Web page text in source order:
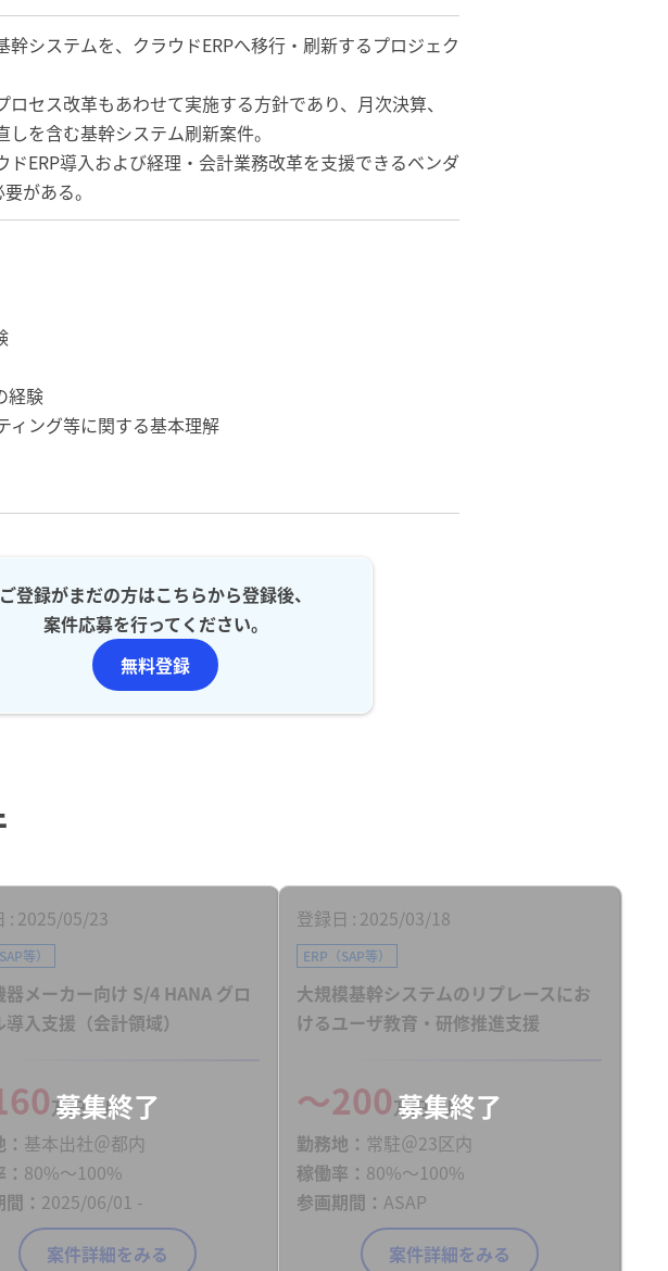
システムを、クラウドERPへ移行・刷新するプロジェク
セス改革もあわせて実施する方針であり、月次決算、
を含む基幹システム刷新案件。
ERP導入および経理・会計業務改革を支援できるベンダ
がある。
経験
ィング等に関する基本理解
ご登録がまだの方はこちらから登録後、
案件応募を行ってください。
無料登録
2025/05/23
等）
器メーカー向け S/4 HANA グロ
導入支援（会計領域）
万円／月
基本出社＠都内
80%〜100%
間
2025/06/01 -
案件詳細をみる
登録日 2025/03/18
ERP（SAP等）
大規模基幹システムのリプレースにお
けるユーザ教育・研修推進支援
〜200万円／月
勤務地
常駐＠23区内
稼働率
80%〜100%
参画期間
ASAP
案件詳細をみる